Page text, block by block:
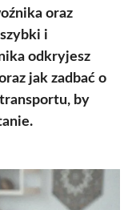
oraz
i
odkryjesz
jak zadbać o
by